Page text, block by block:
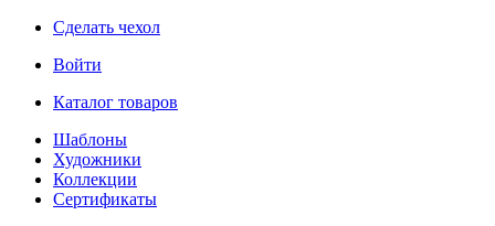
Сделать чехол
Войти
Каталог товаров
Шаблоны
Художники
Коллекции
Сертификаты